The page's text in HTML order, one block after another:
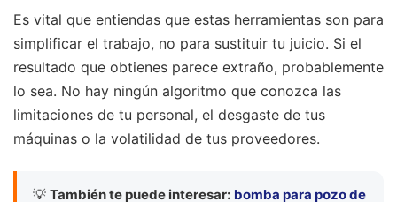
Es vital que entiendas que estas herramientas son para
simplificar el trabajo, no para sustituir tu juicio. Si el
resultado que obtienes parece extraño, probablemente
lo sea. No hay ningún algoritmo que conozca las
limitaciones de tu personal, el desgaste de tus
máquinas o la volatilidad de tus proveedores.
💡 También te puede interesar: bomba para pozo de